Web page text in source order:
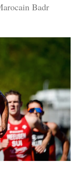
Badr